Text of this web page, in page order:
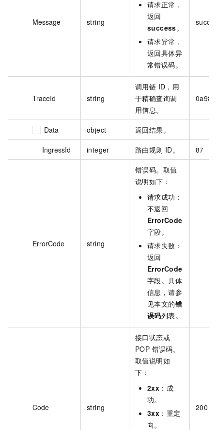
Message string
请求正常，
返回
success。
请求异常，
返回具体异
常错误码。
TraceId string
调用链 ID，用
于精确查询调
用信息。
Data object 返回结果。
IngressId integer 路由规则 ID。 87
ErrorCode string
错误码。取值
说明如下：
请求成功：
不返回
ErrorCode
字段。
请求失败：
返回
ErrorCode
字段。具体
信息，请参
见本文的错
误码列表。
Code string
接口状态或
POP 错误码。
取值说明如
下：
2xx ：成
功。
3xx ：重定
向。
200